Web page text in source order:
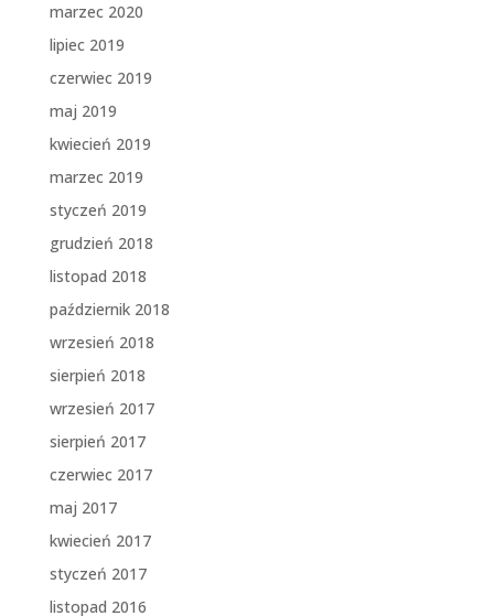
marzec 2020
lipiec 2019
czerwiec 2019
maj 2019
kwiecień 2019
marzec 2019
styczeń 2019
grudzień 2018
listopad 2018
październik 2018
wrzesień 2018
sierpień 2018
wrzesień 2017
sierpień 2017
czerwiec 2017
maj 2017
kwiecień 2017
styczeń 2017
listopad 2016